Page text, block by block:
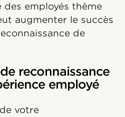
des employés thème
augmenter le succès
de
reconnaissance
employé
votre